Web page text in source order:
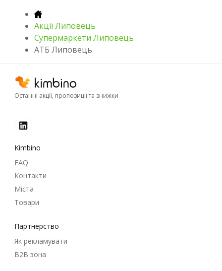
Акції Липовець
Супермаркети Липовець
АТБ Липовець
Останні акції, пропозиції та знижки
Kimbino
FAQ
Контакти
Міста
Товари
Партнерство
Як рекламувати
B2B зона